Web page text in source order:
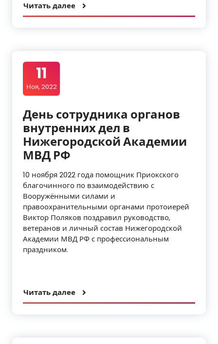
Читать далее
11
Ноя, 2022
День сотрудника органов
внутренних дел в
Нижегородской Академии
МВД РФ
10 ноября 2022 года помощник Приокского
благочинного по взаимодействию с
Вооружёнными силами и
правоохранительными органами протоиерей
Виктор Поляков поздравил руководство,
ветеранов и личный состав Нижегородской
Академии МВД РФ с профессиональным
праздником.
Читать далее